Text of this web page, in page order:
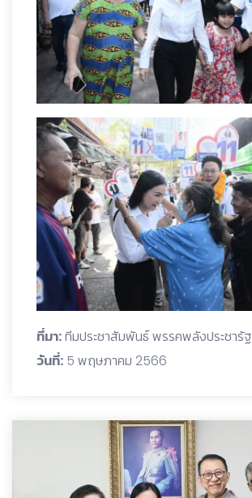
ที่มา:ทีมประชาสัมพันธ์ พรรคพลังประชารัฐ
วันที่: 5 พฤษภาคม 2566